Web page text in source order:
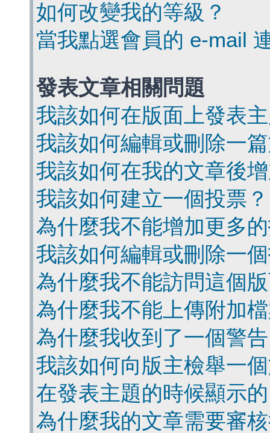
如何改變我的等級？
當我點選會員的 e-mail
發表文章相關問題
我該如何在版面上發表
我該如何編輯或刪除一
我該如何在我的文章後
我該如何建立一個投票？
為什麼我不能增加更多
我該如何編輯或刪除一
為什麼我不能訪問這個
為什麼我不能上傳附加
為什麼我收到了一個警
我該如何向版主檢舉一
在發表主題的時候顯示
為什麼我的文章需要審